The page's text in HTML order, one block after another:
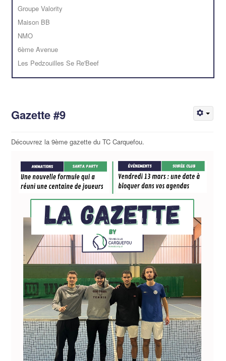
Groupe Valority
Maison BB
NMO
6ème Avenue
Les Pedzouilles Se Re'Beef
Gazette #9
Découvrez la 9ème gazette du TC Carquefou.